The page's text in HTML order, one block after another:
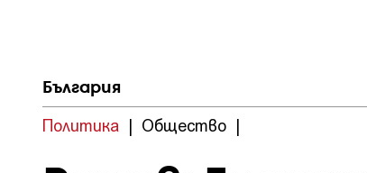
България
Политика | Общество |